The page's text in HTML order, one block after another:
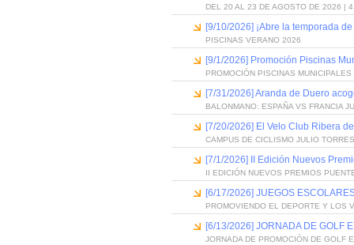
DEL 20 AL 23 DE AGOSTO DE 2026 | 4
[9/10/2026] ¡Abre la temporada
PISCINAS VERANO 2026
[9/1/2026] Promoción Piscinas
PROMOCIÓN PISCINAS
[7/31/2026] Aranda de Duero
BALONMANO: ESPAÑA VS FRANCIA
[7/20/2026] El Velo Club Ribera
CAMPUS DE CICLISMO JULIO
[7/1/2026] II Edición Nuevos
II EDICIÓN NUEVOS PREMIOS
[6/17/2026] JUEGOS
PROMOVIENDO EL DEPORTE Y LOS
[6/13/2026] JORNADA DE GOLF
JORNADA DE PROMOCIÓN DE GOLF